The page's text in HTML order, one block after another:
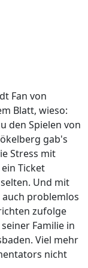
Fan von
Blatt, wieso:
den Spielen von
gab's
Stress mit
Ticket
Und mit
auch problemlos
zufolge
Familie in
Viel mehr
nicht